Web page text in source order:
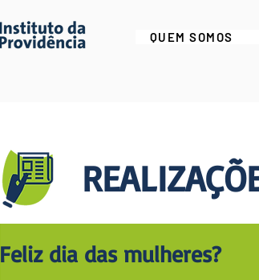
QUEM SOMOS
Feliz dia das mulheres?